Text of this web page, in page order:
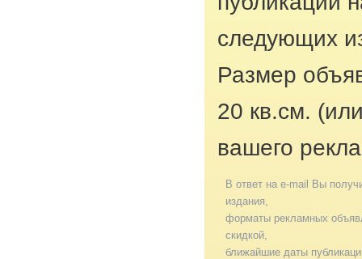
следующих
Размер
20 кв.см.
вашего
В ответ на e-mail Вы
издания,
форматы рекламных
скидкой,
ближайшие даты